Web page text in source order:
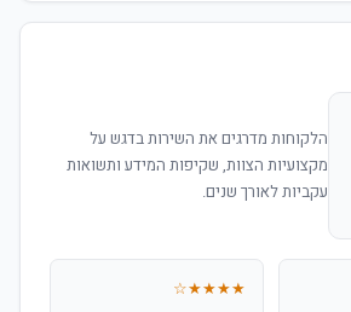
הלקוחות מדרגים את השירות בדגש על
מקצועיות הצוות, שקיפות המידע ותשואות
עקביות לאורך שנים.
★★★★☆